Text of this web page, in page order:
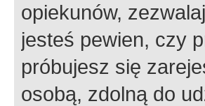
opiekunów,
jesteś pewien, czy
próbujesz się
osobą, zdolną do